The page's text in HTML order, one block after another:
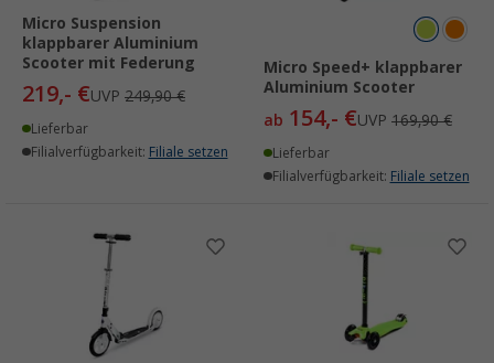
Micro Suspension
klappbarer Aluminium
Scooter mit Federung
219,- €UVP 249,90 €
Lieferbar
Filialverfügbarkeit: Filiale setzen
Micro Speed+ klappbarer
Aluminium Scooter
ab 154,- €UVP 169,90 €
Lieferbar
Filialverfügbarkeit: Filiale setzen